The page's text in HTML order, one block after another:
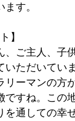
くとり、お客様との
れから、これは先程
ディションに合わせ
です。
を提供することで、
が続くようにと思っ